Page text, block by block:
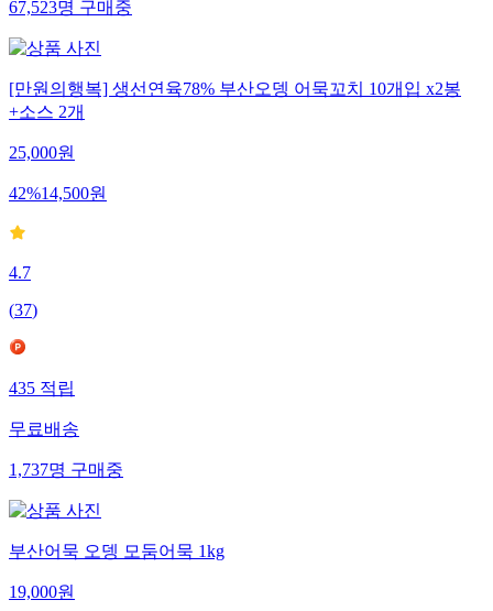
67,523명구매중
[만원의행복] 생선연육78% 부산오뎅 어묵꼬치 10개입 x2봉
+소스 2개
25,000원
42%14,500원
4.7
(37)
435적립
무료배송
1,737명구매중
부산어묵 오뎅 모둠어묵 1kg
19,000원